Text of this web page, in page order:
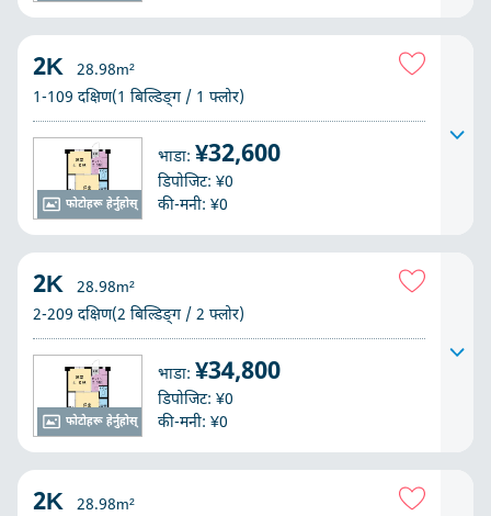
फोटोहरू हेर्नुहोस्
2K
28.98m²
1-109 दक्षिण(1 बिल्डिङ्ग / 1 फ्लोर)
भाडा: ¥32,600
डिपोजिट: ¥0
की-मनी: ¥0
फोटोहरू हेर्नुहोस्
2K
28.98m²
2-209 दक्षिण(2 बिल्डिङ्ग / 2 फ्लोर)
भाडा: ¥34,800
डिपोजिट: ¥0
की-मनी: ¥0
2K 28.98m²